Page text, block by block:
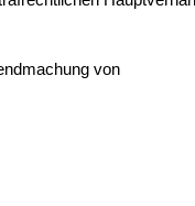
von